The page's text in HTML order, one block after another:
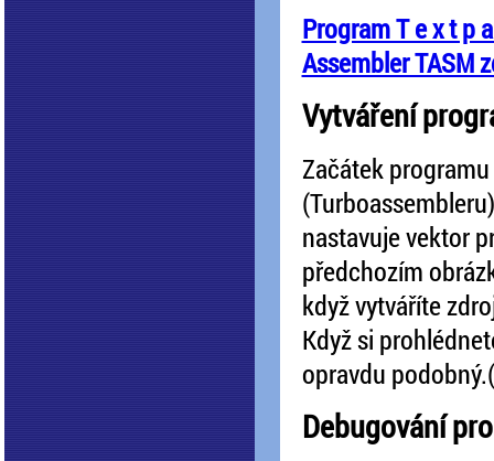
Program T e x t p
Assembler TASM
Vytváření
Začátek
nastavuje vektor
předchozím
když vytváříte
Když si
opravdu
Debugování